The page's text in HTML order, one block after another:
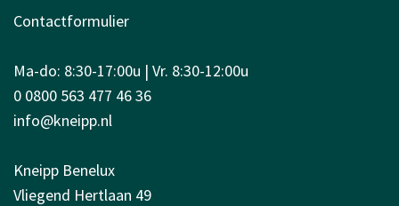
Contactformulier
Ma-do: 8:30-17:00u | Vr. 8:30-12:00u
0 0800 563 477 46 36
info@kneipp.nl
Kneipp Benelux
Vliegend Hertlaan 49